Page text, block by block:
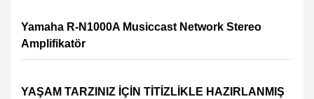
Yamaha R-N1000A Musiccast Network Stereo
Amplifikatör
YAŞAM TARZINIZ İÇİN TİTİZLİKLE HAZIRLANMIŞ